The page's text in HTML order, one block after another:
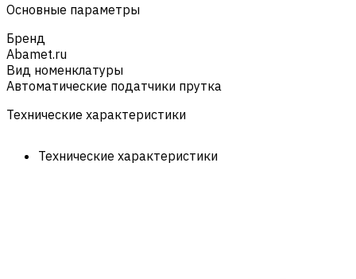
Основные параметры
Бренд
Abamet.ru
Вид номенклатуры
Автоматические податчики прутка
Технические характеристики
Технические характеристики